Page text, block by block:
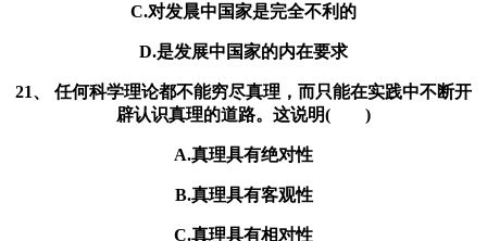
C.对发晨中国家是完全不利的
D.是发展中国家的内在要求
21、 任何科学理论都不能穷尽真理，而只能在实践中不断开
辟认识真理的道路。这说明( )
A.真理具有绝对性
B.真理具有客观性
C.真理具有相对性